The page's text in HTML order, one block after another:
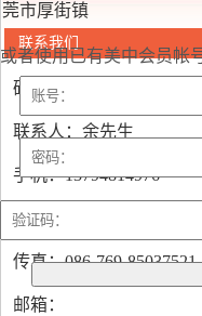
或者使用已有美中会员帐
莞市厚街镇
联系我们
硕艺鞋材织带厂
联系人：余先生
手机：13794814976
电话：086-769-85037520
传真：086-769-85037521
邮箱：